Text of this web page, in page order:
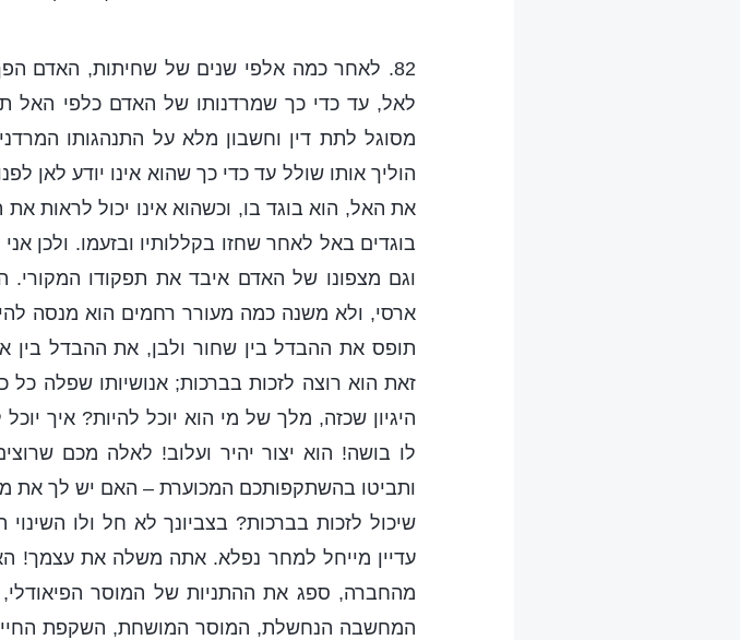
82. לאחר כמה אלפי שנים של שחיתות, האדם
לאל, עד כדי כך שמרדנותו של האדם כלפי האל
מסוגל לתת דין וחשבון מלא על התנהגותו
הוליך אותו שולל עד כדי כך שהוא אינו יודע לאן
את האל, הוא בוגד בו, וכשהוא אינו יכול לראות
בוגדים באל לאחר שחזו בקללותיו ובזעמו. ולכן
וגם מצפונו של האדם איבד את תפקודו
ארסי, ולא משנה כמה מעורר רחמים הוא מנסה
תופס את ההבדל בין שחור ולבן, את ההבדל בין
זאת הוא רוצה לזכות בברכות; אנושיותו שפלה כל
היגיון שכזה, מלך של מי הוא יוכל להיות? איך
לו בושה! הוא יצור יהיר ועלוב! לאלה מכם
ותביטו בהשתקפותכם המכוערת – האם יש לך את
שיכול לזכות בברכות? בצביונך לא חל ולו
עדיין מייחל למחר נפלא. אתה משלה את עצמך!
מהחברה, ספג את ההתניות של המוסר
המחשבה הנחשלת, המוסר המושחת, השקפת